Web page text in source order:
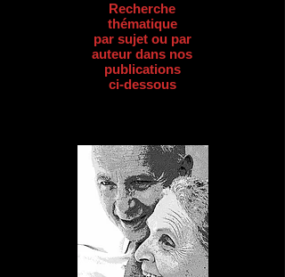
Recherche
thématique
par sujet ou par
auteur dans nos
publications
ci-dessous